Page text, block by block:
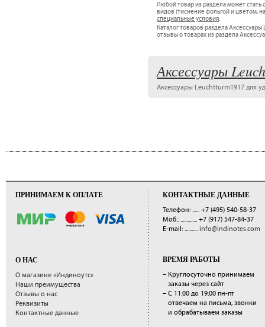
Любой товар из раздела может
видов (тиснение фольгой и цветом,
специальные условия.
Каталог товаров раздела
отзывы о товарах из раздела
Аксессуары
Аксессуары Leuchtturm1917 для
ПРИНИМАЕМ К ОПЛАТЕ
О НАС
О магазине «Индиноутс»
Наши преимущества
Отзывы о нас
Реквизиты
Контактные данные
КОНТАКТНЫЕ ДАННЫЕ
Телефон: ...... +7 (495) 540-58-37
Моб.: .............. +7 (917) 547-84-37
E-mail: ........... info@indinotes.com
ВРЕМЯ РАБОТЫ
– Круглосуточно принимаем
заказы через сайт
– С 11:00 до 19:00 пн-пт
отвечаем на письма, звонки
и обрабатываем заказы